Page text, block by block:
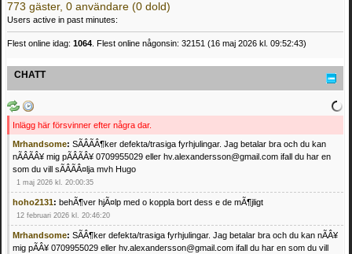
773 gäster, 0 användare (0 dold)
Users active in past minutes:
Flest online idag: 1064 . Flest online någonsin: 32151 (16 maj 2026 kl. 09:52:43)
CHATT
Inlägg här försvinner efter några dar.
Mrhandsome: SÃÂÃÂ¶ker defekta/trasiga fyrhjulingar. Jag betalar bra och du kan
nÃÂÃÂ¥ mig pÃÂÃÂ¥ 0709955029 eller hv.alexandersson@gmail.com ifall du har en
som du vill sÃÂÃÂ¤lja mvh Hugo
1 maj 2026 kl. 20:00:35
hoho2131: behÃ¶ver hjÃ¤lp med o koppla bort dess e de mÃ¶jligt
12 februari 2026 kl. 20:46:20
Mrhandsome: SÃÂ¶ker defekta/trasiga fyrhjulingar. Jag betalar bra och du kan nÃÂ¥
mig pÃÂ¥ 0709955029 eller hv.alexandersson@gmail.com ifall du har en som du vill